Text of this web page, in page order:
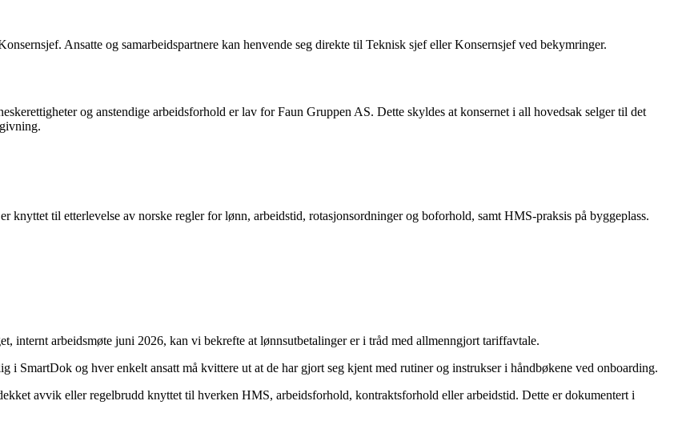
Ansatte og samarbeidspartnere kan henvende seg direkte til Teknisk sjef eller Konsernsjef ved bekymringer.
og anstendige arbeidsforhold er lav for Faun Gruppen AS. Dette skyldes at konsernet i all hovedsak selger til det
knyttet til etterlevelse av norske regler for lønn, arbeidstid, rotasjonsordninger og boforhold, samt HMS-praksis på byggeplass.
internt arbeidsmøte juni 2026, kan vi bekrefte at lønnsutbetalinger er i tråd med allmenngjort tariffavtale.
SmartDok og hver enkelt ansatt må kvittere ut at de har gjort seg kjent med rutiner og instrukser i håndbøkene ved onboarding.
avvik eller regelbrudd knyttet til hverken HMS, arbeidsforhold, kontraktsforhold eller arbeidstid. Dette er dokumentert i